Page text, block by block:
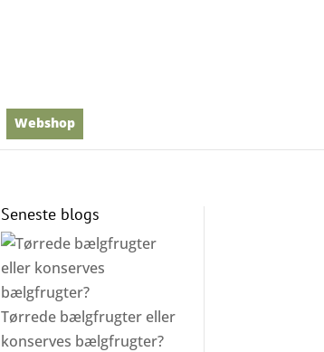
Webshop
Seneste blogs
Tørrede bælgfrugter eller
konserves bælgfrugter?